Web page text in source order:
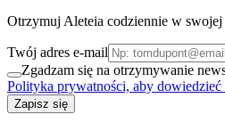
Otrzymuj Aleteia codziennie w swojej
Twój adres e-mail
Zgadzam się na otrzymywanie
Polityka prywatności, aby dowiedzieć
Zapisz się